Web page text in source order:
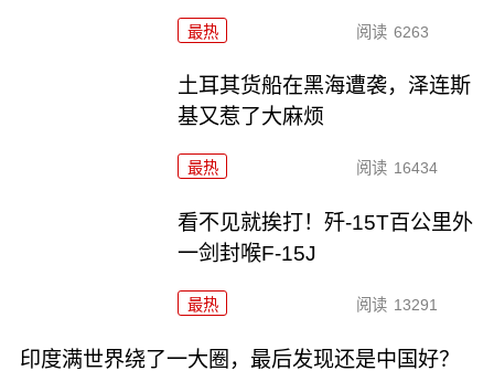
最热 阅读 6263
土耳其货船在黑海遭袭，泽连斯
基又惹了大麻烦
最热 阅读 16434
看不见就挨打！歼-15T百公里外
一剑封喉F-15J
最热 阅读 13291
印度满世界绕了一大圈，最后发现还是中国好？